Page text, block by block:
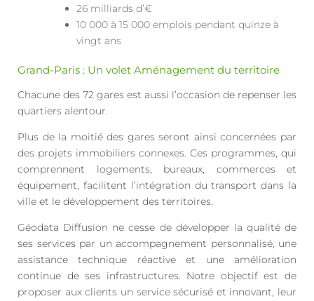
26 milliards d’€
10 000 à 15 000 emplois pendant quinze à
vingt ans
Grand-Paris : Un volet Aménagement du territoire
Chacune des 72 gares est aussi l’occasion de repenser les
quartiers alentour.
Plus de la moitié des gares seront ainsi concernées par
des projets immobiliers connexes. Ces programmes, qui
comprennent logements, bureaux, commerces et
équipement, facilitent l’intégration du transport dans la
ville et le développement des territoires.
Géodata Diffusion ne cesse de développer la qualité de
ses services par un accompagnement personnalisé, une
assistance technique réactive et une amélioration
continue de ses infrastructures. Notre objectif est de
proposer aux clients un service sécurisé et innovant, leur